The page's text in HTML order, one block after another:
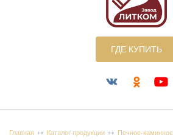
ГДЕ КУПИТЬ
Главная Каталог продукции Печное-